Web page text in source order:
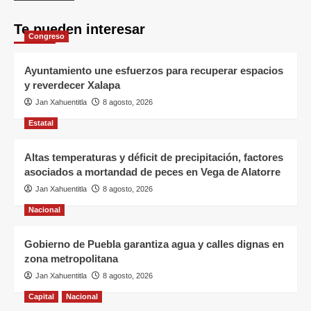
Te pueden interesar
Congreso
Ayuntamiento une esfuerzos para recuperar espacios
y reverdecer Xalapa
Jan Xahuentitla 8 agosto, 2026
Estatal
Altas temperaturas y déficit de precipitación, factores
asociados a mortandad de peces en Vega de Alatorre
Jan Xahuentitla 8 agosto, 2026
Nacional
Gobierno de Puebla garantiza agua y calles dignas en
zona metropolitana
Jan Xahuentitla 8 agosto, 2026
Capital Nacional